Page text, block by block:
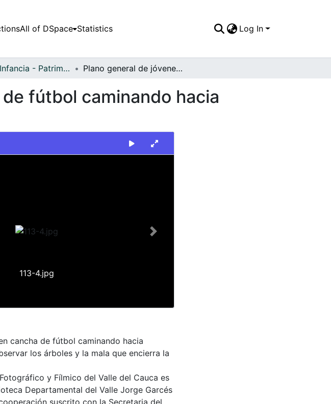
All of DSpace Statistics Log In
FCCV - Infancia - Patrimonial Plano general de jóvenes en cancha de fútbol caminando hacia cámara
fútbol caminando hacia
113-4.jpg
Next
cancha de fútbol caminando hacia
los árboles y la mala que encierra la
y Fílmico del Valle del Cauca es
Departamental del Valle Jorge Garcés
suscrito con la Secretaria del